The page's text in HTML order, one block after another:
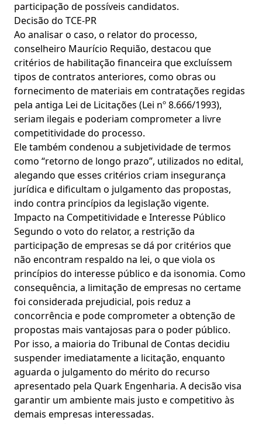
participação de possíveis candidatos.
Decisão do TCE-PR
Ao analisar o caso, o relator do processo,
conselheiro Maurício Requião, destacou que
critérios de habilitação financeira que excluíssem
tipos de contratos anteriores, como obras ou
fornecimento de materiais em contratações regidas
pela antiga Lei de Licitações (Lei nº 8.666/1993),
seriam ilegais e poderiam comprometer a livre
competitividade do processo.
Ele também condenou a subjetividade de termos
como “retorno de longo prazo”, utilizados no edital,
alegando que esses critérios criam insegurança
jurídica e dificultam o julgamento das propostas,
indo contra princípios da legislação vigente.
Impacto na Competitividade e Interesse Público
Segundo o voto do relator, a restrição da
participação de empresas se dá por critérios que
não encontram respaldo na lei, o que viola os
princípios do interesse público e da isonomia. Como
consequência, a limitação de empresas no certame
foi considerada prejudicial, pois reduz a
concorrência e pode comprometer a obtenção de
propostas mais vantajosas para o poder público.
Por isso, a maioria do Tribunal de Contas decidiu
suspender imediatamente a licitação, enquanto
aguarda o julgamento do mérito do recurso
apresentado pela Quark Engenharia. A decisão visa
garantir um ambiente mais justo e competitivo às
demais empresas interessadas.